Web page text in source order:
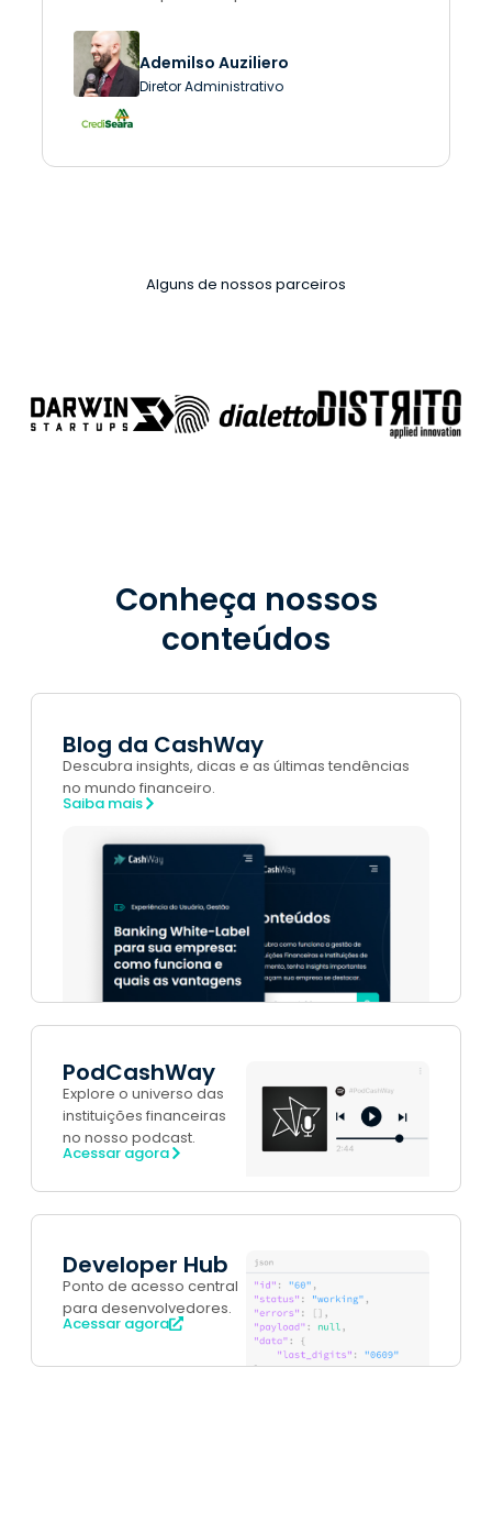
Ademilso Auziliero
Diretor Administrativo
Alguns de nossos parceiros
Conheça nossos
conteúdos
Blog da CashWay
Descubra insights, dicas e as últimas tendências
no mundo financeiro.
Saiba mais
PodCashWay
Explore o universo das
instituições financeiras
no nosso podcast.
Acessar agora
Developer Hub
Ponto de acesso central
para desenvolvedores.
Acessar agora